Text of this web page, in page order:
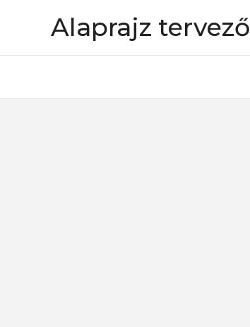
Alaprajz tervező